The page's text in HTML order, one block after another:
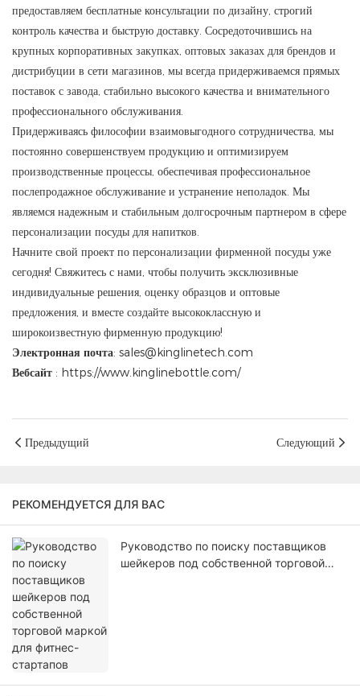
предоставляем бесплатные консультации по дизайну, строгий
контроль качества и быструю доставку. Сосредоточившись на
крупных корпоративных закупках, оптовых заказах для брендов и
дистрибуции в сети магазинов, мы всегда придерживаемся прямых
поставок с завода, стабильно высокого качества и внимательного
профессионального обслуживания.
Придерживаясь философии взаимовыгодного сотрудничества, мы
постоянно совершенствуем продукцию и оптимизируем
производственные процессы, обеспечивая профессиональное
послепродажное обслуживание и устранение неполадок. Мы
являемся надежным и стабильным долгосрочным партнером в сфере
персонализации посуды для напитков.
Начните свой проект по персонализации фирменной посуды уже
сегодня! Свяжитесь с нами, чтобы получить эксклюзивные
индивидуальные решения, оценку образцов и оптовые
предложения, и вместе создайте высококлассную и
широкоизвестную фирменную продукцию!
Электронная почта: sales@kinglinetech.com
Вебсайт : https://www.kinglinebottle.com/
Предыдущий Следующий
РЕКОМЕНДУЕТСЯ ДЛЯ ВАС
Руководство по поиску поставщиков
шейкеров под собственной торговой